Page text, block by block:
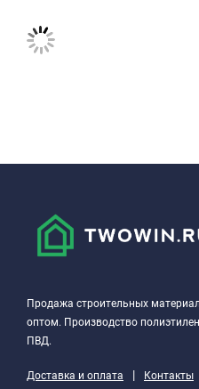
Продажа строительных
оптом. Производство
ПВД.
Доставка и оплата | Контакты